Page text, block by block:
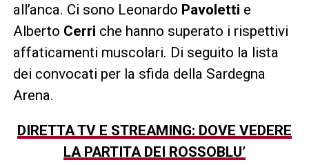
all’anca. Ci sono Leonardo Pavoletti e
Alberto Cerri che hanno superato i rispettivi
affaticamenti muscolari. Di seguito la lista
dei convocati per la sfida della Sardegna
Arena.
DIRETTA TV E STREAMING: DOVE VEDERE
LA PARTITA DEI ROSSOBLU’